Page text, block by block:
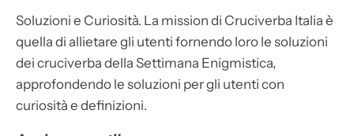
Soluzioni e Curiosità. La mission di Cruciverba Italia è
quella di allietare gli utenti fornendo loro le soluzioni
dei cruciverba della Settimana Enigmistica,
approfondendo le soluzioni per gli utenti con
curiosità e definizioni.